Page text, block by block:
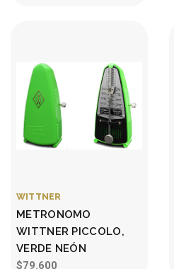
WITTNER
METRONOMO
WITTNER PICCOLO,
VERDE NEÓN
$79.600